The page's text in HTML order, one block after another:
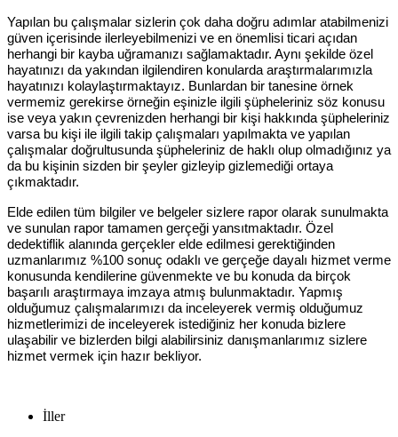
Yapılan bu çalışmalar sizlerin çok daha doğru adımlar atabilmenizi
güven içerisinde ilerleyebilmenizi ve en önemlisi ticari açıdan
herhangi bir kayba uğramanızı sağlamaktadır. Aynı şekilde özel
hayatınızı da yakından ilgilendiren konularda araştırmalarımızla
hayatınızı kolaylaştırmaktayız. Bunlardan bir tanesine örnek
vermemiz gerekirse örneğin eşinizle ilgili şüpheleriniz söz konusu
ise veya yakın çevrenizden herhangi bir kişi hakkında şüpheleriniz
varsa bu kişi ile ilgili takip çalışmaları yapılmakta ve yapılan
çalışmalar doğrultusunda şüpheleriniz de haklı olup olmadığınız ya
da bu kişinin sizden bir şeyler gizleyip gizlemediği ortaya
çıkmaktadır.
Elde edilen tüm bilgiler ve belgeler sizlere rapor olarak sunulmakta
ve sunulan rapor tamamen gerçeği yansıtmaktadır. Özel
dedektiflik alanında gerçekler elde edilmesi gerektiğinden
uzmanlarımız %100 sonuç odaklı ve gerçeğe dayalı hizmet verme
konusunda kendilerine güvenmekte ve bu konuda da birçok
başarılı araştırmaya imzaya atmış bulunmaktadır. Yapmış
olduğumuz çalışmalarımızı da inceleyerek vermiş olduğumuz
hizmetlerimizi de inceleyerek istediğiniz her konuda bizlere
ulaşabilir ve bizlerden bilgi alabilirsiniz danışmanlarımız sizlere
hizmet vermek için hazır bekliyor.
İller